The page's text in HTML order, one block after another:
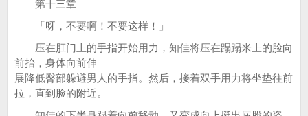
第十三章
「呀，不要啊！不要这样！」
压在肛门上的手指开始用力，知佳将压在蹋蹋米上的脸向
前抬，身体向前伸
展降低臀部躲避男人的手指。然后，接着双手用力将坐垫往前
拉，直到脸的附近。